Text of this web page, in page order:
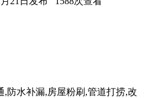
防水补漏,房屋粉刷,管道打捞,改